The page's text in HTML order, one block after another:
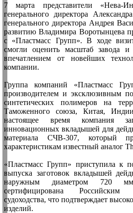
7 марта представители «Нева-
генерального директора
генерального директора Андрея
развитию Владимира Воротынцева
с «Пластмасс Групп». В ходе
смогли оценить масштаб завода
впечатлением от новейших
компании.
Группа компаний «Пластмасс
производителем и эксклюзивным
синтетических полимеров на
Таможенного союза, Китая,
настоящее время компания
инновационных вкладышей для
материала СЧВ-307, который
характеристикам известный аналог
«Пластмасс Групп» приступила к
выпуска заготовок вкладышей
наружным диаметром 720
сертифицирована
судоходства, что подтверждает
изделий.